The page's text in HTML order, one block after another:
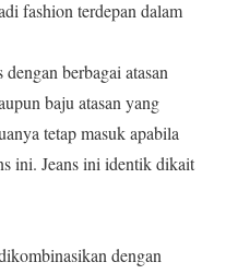
fashion terdepan dalam
berbagai atasan
baju atasan yang
tetap masuk apabila
ini. Jeans ini identik dikait
dengan